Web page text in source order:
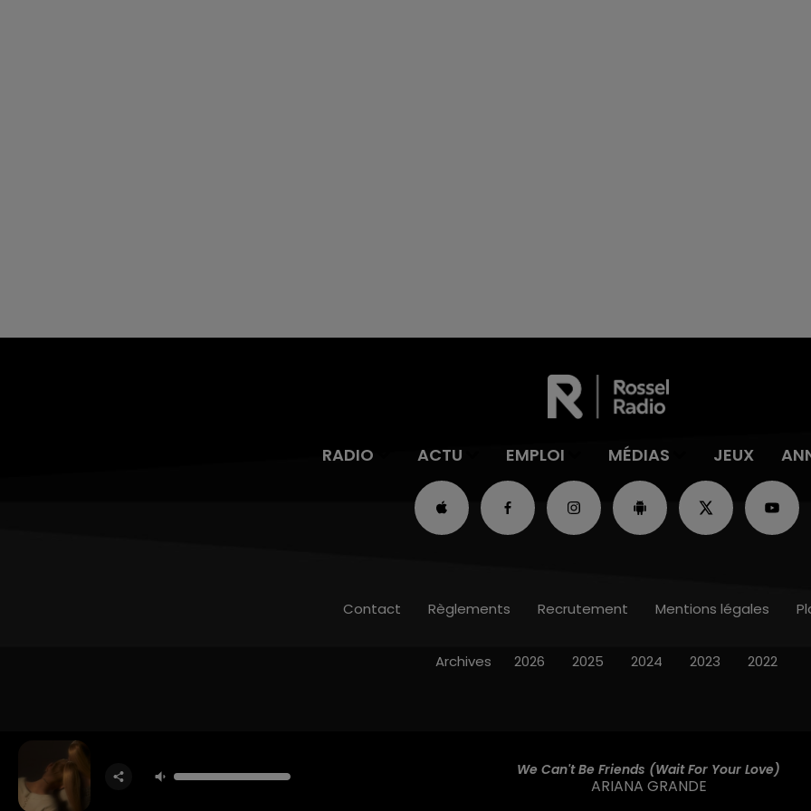
RADIO ACTU EMPLOI MÉDIAS JEUX
We Can't Be Friends (wait For Your Love)
ARIANA GRANDE
Contact Règlements Recrutement Mentions légales
Archives 2026 2025 2024 2023 2022